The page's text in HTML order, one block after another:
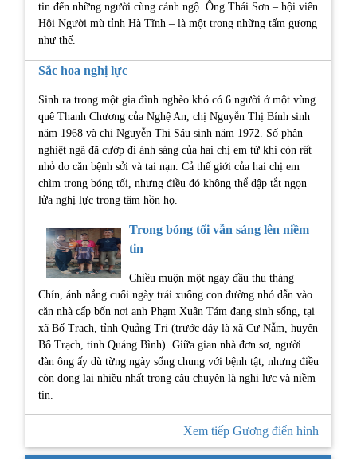
tin đến những người cùng cảnh ngộ. Ông Thái Sơn – hội viên
Hội Người mù tỉnh Hà Tĩnh – là một trong những tấm gương
như thế.
Sắc hoa nghị lực
Sinh ra trong một gia đình nghèo khó có 6 người ở một vùng
quê Thanh Chương của Nghệ An, chị Nguyễn Thị Bính sinh
năm 1968 và chị Nguyễn Thị Sáu sinh năm 1972. Số phận
nghiệt ngã đã cướp đi ánh sáng của hai chị em từ khi còn rất
nhỏ do căn bệnh sởi và tai nạn. Cả thế giới của hai chị em
chìm trong bóng tối, nhưng điều đó không thể dập tắt ngọn
lửa nghị lực trong tâm hồn họ.
Trong bóng tối vẫn sáng lên niềm
tin
Chiều muộn một ngày đầu thu tháng
Chín, ánh nắng cuối ngày trải xuống con đường nhỏ dẫn vào
căn nhà cấp bốn nơi anh Phạm Xuân Tám đang sinh sống, tại
xã Bố Trạch, tỉnh Quảng Trị (trước đây là xã Cự Nẫm, huyện
Bố Trạch, tỉnh Quảng Bình). Giữa gian nhà đơn sơ, người
đàn ông ấy dù từng ngày sống chung với bệnh tật, nhưng điều
còn đọng lại nhiều nhất trong câu chuyện là nghị lực và niềm
tin.
Xem tiếp Gương điển hình